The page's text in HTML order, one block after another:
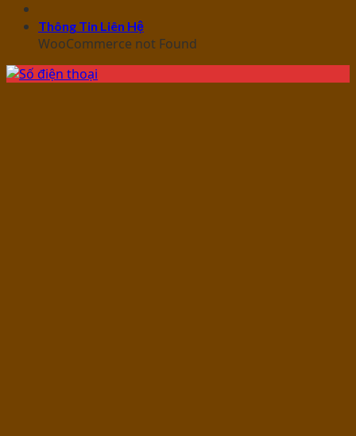
Thông Tin Liên Hệ
WooCommerce not Found